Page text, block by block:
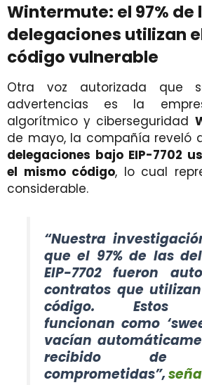
Wintermute: el 97% de
delegaciones utilizan
código vulnerable
Otra voz autorizada que
advertencias es la
algorítmico y ciberseguridad
de mayo, la compañía reveló
delegaciones bajo EIP-7702
el mismo código, lo cual
considerable.
“Nuestra
que el 97% de las
EIP-7702 fueron
contratos que
código. Estos
funcionan como
vacían
recibido de
comprometidas”,